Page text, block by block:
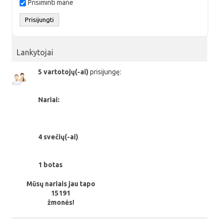
Prisiminti mane
Lankytojai
5 vartotojų(-ai) prisijungę:
Nariai:
4 svečių(-ai)
1 botas
Mūsų nariais jau tapo
15191
žmonės!